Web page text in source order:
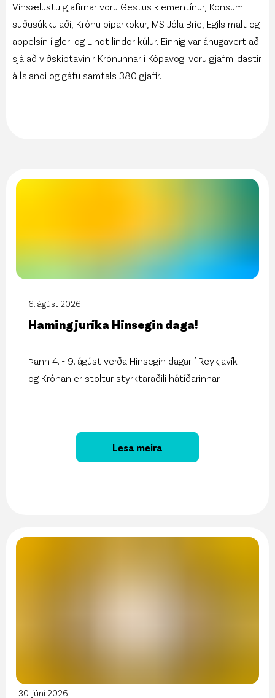
Vinsælustu gjafirnar voru Gestus klementínur, Konsum
suðusúkkulaði, Krónu piparkökur, MS Jóla Brie, Egils malt og
appelsín í gleri og Lindt lindor kúlur. Einnig var áhugavert að
sjá að viðskiptavinir Krónunnar í Kópavogi voru gjafmildastir
á Íslandi og gáfu samtals 380 gjafir.
6. ágúst 2026
Hamingjuríka Hinsegin daga!
Þann 4. - 9. ágúst verða Hinsegin dagar í Reykjavík
og Krónan er stoltur styrktaraðili hátíðarinnar. ...
Lesa meira
30. júní 2026